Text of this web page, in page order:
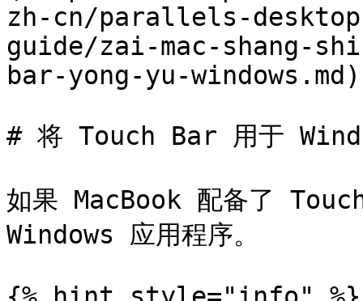
zh-cn/parallels-
guide/zai-mac-shang-
bar-yong-yu-
# 将 Touch Bar 用于
如果 MacBook 配备了
Windows 应用程序。